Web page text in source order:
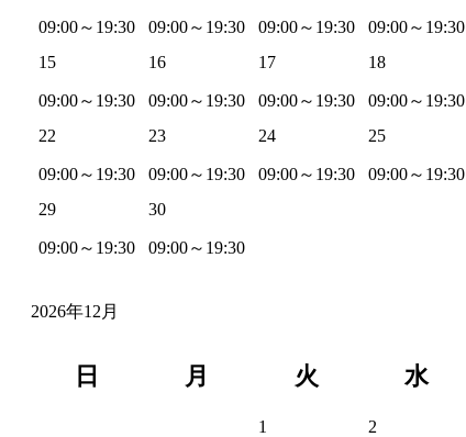
09:00～19:30 09:00～19:30 09:00～19:30 09:00～19:30
15
09:00～19:30
16
09:00～19:30
17
09:00～19:30
18
09:00～19:30
22
09:00～19:30
23
09:00～19:30
24
09:00～19:30
25
09:00～19:30
29
09:00～19:30
30
09:00～19:30
2026年12月
日 月 火 水
1 2